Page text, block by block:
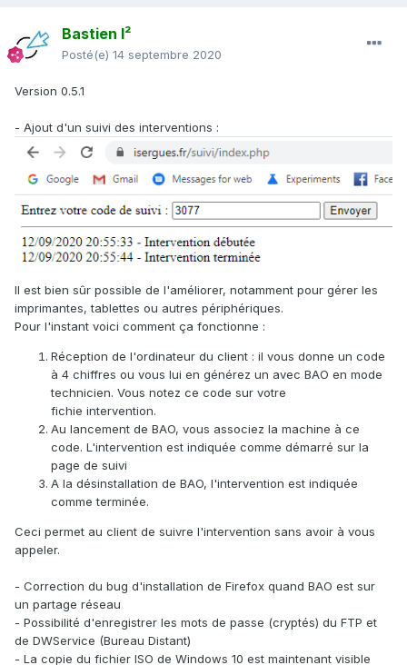
Bastien I²
Posté(e) 14 septembre 2020
Version 0.5.1
- Ajout d'un suivi des interventions :
Il est bien sûr possible de l'améliorer, notamment pour gérer les
imprimantes, tablettes ou autres périphériques.
Pour l'instant voici comment ça fonctionne :
Réception de l'ordinateur du client : il vous donne un code
à 4 chiffres ou vous lui en générez un avec BAO en mode
technicien. Vous notez ce code sur votre
fichie intervention.
Au lancement de BAO, vous associez la machine à ce
code. L'intervention est indiquée comme démarré sur la
page de suivi
A la désinstallation de BAO, l'intervention est indiquée
comme terminée.
Ceci permet au client de suivre l'intervention sans avoir à vous
appeler.
- Correction du bug d'installation de Firefox quand BAO est sur
un partage réseau
- Possibilité d'enregistrer les mots de passe (cryptés) du FTP et
de DWService (Bureau Distant)
- La copie du fichier ISO de Windows 10 est maintenant visible